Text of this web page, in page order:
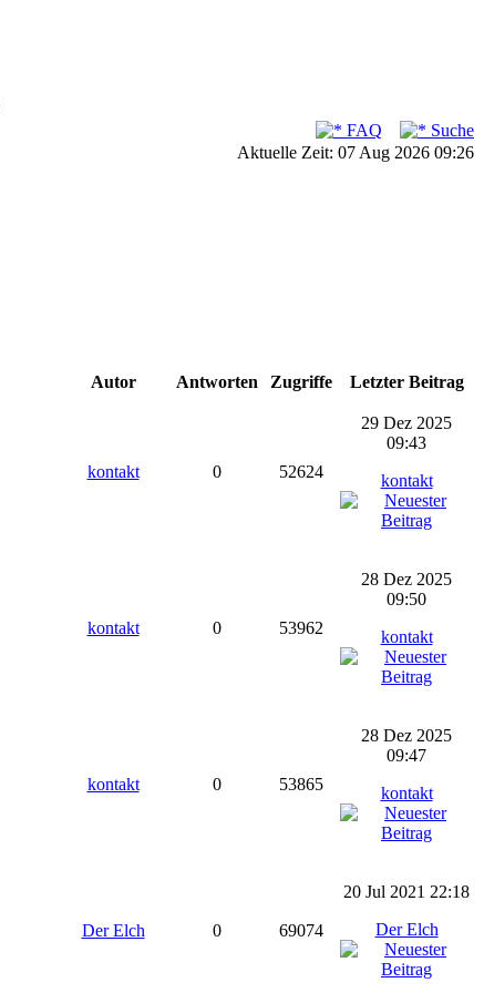
FAQ
Suche
Aktuelle Zeit: 07 Aug 2026 09:26
Autor Antworten Zugriffe Letzter Beitrag
kontakt 0 52624
29 Dez 2025
09:43
kontakt
kontakt 0 53962
28 Dez 2025
09:50
kontakt
kontakt 0 53865
28 Dez 2025
09:47
kontakt
Der Elch 0 69074
20 Jul 2021 22:18
Der Elch